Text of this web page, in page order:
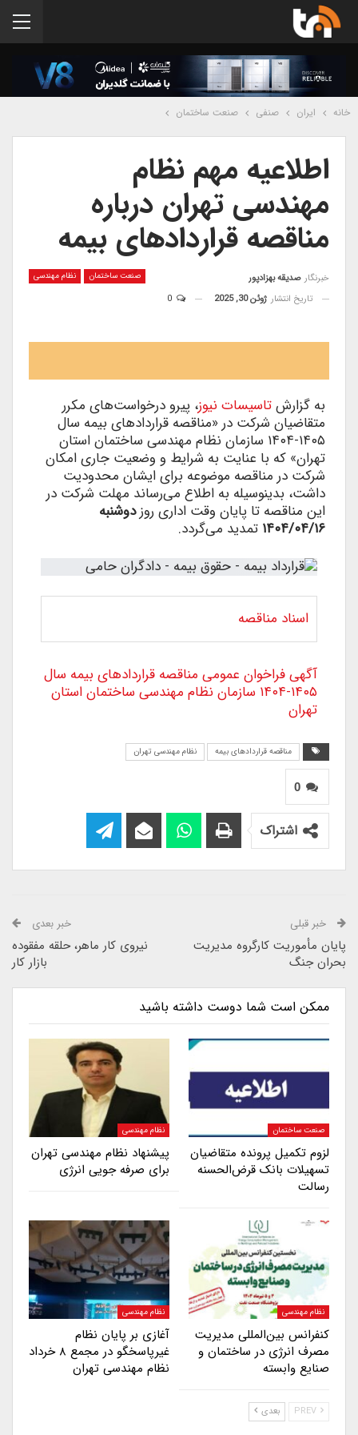
خانه ایران صنفی صنعت ساختمان
اطلاعیه مهم نظام
مهندسی تهران درباره
مناقصه قراردادهای بیمه
صنعت ساختمان نظام مهندسی خبرنگار صدیقه بهزادپور
تاریخ انتشار ژوئن 30, 2025
به گزارشتاسیسات نیوز، پیرو درخواست‌های مکرر
متقاضیان شرکت در «مناقصه قراردادهای بیمه سال
۱۴۰۵-۱۴۰۴ سازمان نظام مهندسی ساختمان استان
تهران» که با عنایت به شرایط و وضعیت جاری امکان
شرکت در مناقصه موضوعه برای ایشان محدودیت
داشت، بدینوسیله به اطلاع می‌رساند مهلت شرکت در
این مناقصه تا پایان وقت اداری روزدوشنبه
۱۴۰۴/۰۴/۱۶ تمدید می‌گردد.
اسناد مناقصه
آگهی فراخوان عمومی مناقصه قراردادهای بیمه سال
۱۴۰۵-۱۴۰۴ سازمان نظام مهندسی ساختمان استان
تهران
مناقصه قراردادهای بیمه نظام مهندسی تهران
0
اشتراک
خبر قبلی
پایان مأموریت کارگروه مدیریت
بحران جنگ
خبر بعدی
نیروی کار ماهر، حلقه مفقوده
بازار کار
ممکن است شما دوست داشته باشید
صنعت ساختمان
لزوم تکمیل پرونده متقاضیان
تسهیلات بانک قرض‌الحسنه
رسالت
نظام مهندسی
پیشنهاد نظام مهندسی تهران
برای صرفه جویی انرژی
نظام مهندسی
کنفرانس بین‌المللی مدیریت
مصرف انرژی در ساختمان و
صنایع وابسته
نظام مهندسی
آغازی بر پایان نظام
غیرپاسخگو در مجمع ۸ خرداد
نظام مهندسی تهران
بعدی